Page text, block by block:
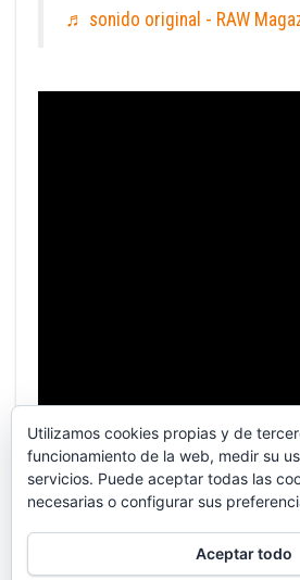
♬ sonido original - RAW
Utilizamos cookies propias y de
funcionamiento de la web, medir su
servicios. Puede aceptar todas las
necesarias o configurar sus
Aceptar todo